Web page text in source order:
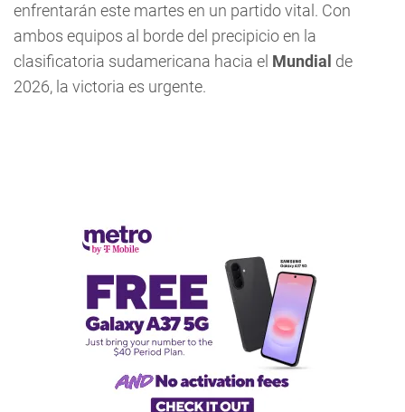
enfrentarán este martes en un partido vital. Con
ambos equipos al borde del precipicio en la
clasificatoria sudamericana hacia el Mundial de
2026, la victoria es urgente.